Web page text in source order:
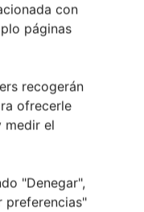
con
páginas
recogerán
ofrecerle
medir el
"Denegar",
preferencias"